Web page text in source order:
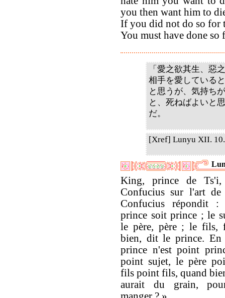
you then want him to
If you did not do so for
You must have done
「愛之欲其生、惡
相手を愛している
と思うが、気持ち
と、死ねばよいと
だ。
[Xref] Lunyu XII.
King, prince de Ts'i,
Confucius sur l'art de
Confucius répondit
prince soit prince ; le
le père, père ; le fils,
bien, dit le prince.
prince n'est point
point sujet, le père
fils point fils, quand
aurait du grain,